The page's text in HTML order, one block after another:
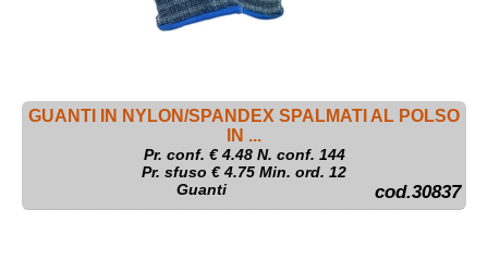
GUANTI IN NYLON/SPANDEX SPALMATI AL POLSO
IN ...
Pr. conf. €4.48N. conf. 144
Pr. sfuso € 4.75 Min. ord. 12
Guanti
cod.30837